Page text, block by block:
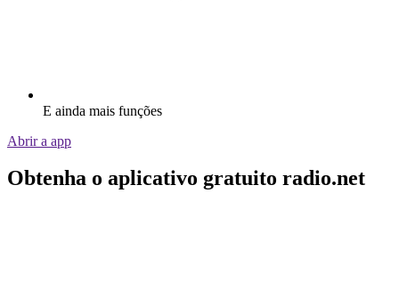
E ainda mais funções
Abrir a app
Obtenha o aplicativo gratuito radio.net